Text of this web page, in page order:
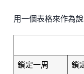
用一個表格來作為說
鎖定一周 鎖